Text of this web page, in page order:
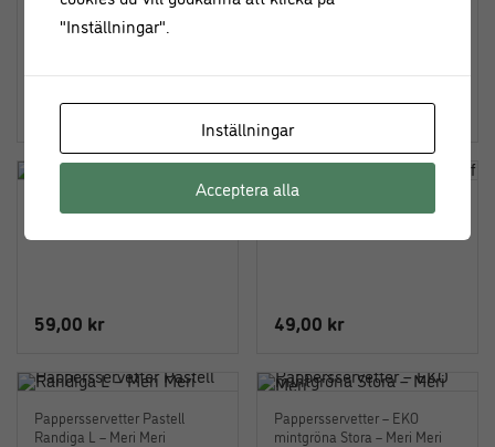
folierade 24 st – House of
Marie
49,00kr
folierade 24 st – House of
49,00kr
59,00 kr 49,00 kr
Pappersservetter Pastell
Randiga L – Meri Meri
Pappersservetter – EKO
mintgröna Stora – Meri Meri
"Inställningar".
Inställningar
Acceptera alla